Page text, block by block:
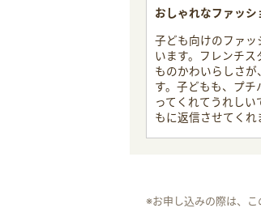
おしゃれなファッシ
子ども向けのファッ
います。フレンチス
ものかわいらしさ
す。子どもも、プチ
ってくれてうれし
もに返信させてくれ
※お申し込みの際は、こ